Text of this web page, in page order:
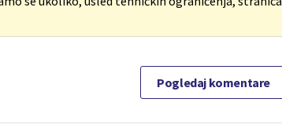
Pogledaj komentare